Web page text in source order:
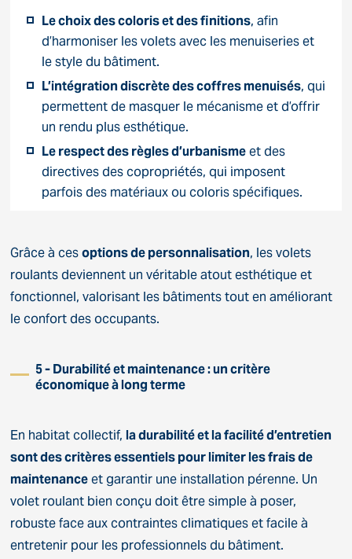
Le choix des coloris et des finitions, afin
d’harmoniser les volets avec les menuiseries et
le style du bâtiment.
L’intégration discrète des coffres menuisés, qui
permettent de masquer le mécanisme et d’offrir
un rendu plus esthétique.
Le respect des règles d’urbanismeet des
directives des copropriétés, qui imposent
parfois des matériaux ou coloris spécifiques.
Grâce à cesoptions de personnalisation, les volets
roulants deviennent un véritable atout esthétique et
fonctionnel, valorisant les bâtiments tout en améliorant
le confort des occupants.
5 - Durabilité et maintenance : un critère
économique à long terme
En habitat collectif,la durabilité et la facilité d’entretien
sont des critères essentiels pour limiter les frais de
maintenanceet garantir une installation pérenne. Un
volet roulant bien conçu doit être simple à poser,
robuste face aux contraintes climatiques et facile à
entretenir pour les professionnels du bâtiment.